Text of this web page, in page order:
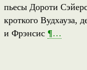
пьесы Дороти
кроткого Вудхауза,
и Фрэнсис ¶…